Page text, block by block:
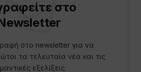
στο
στο newsletter για να
τα τελευταία νέα και τις
εξελίξεις.